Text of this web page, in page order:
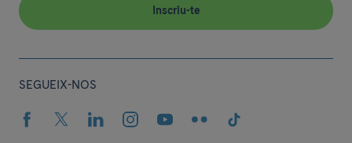
Inscriu-te
SEGUEIX-NOS